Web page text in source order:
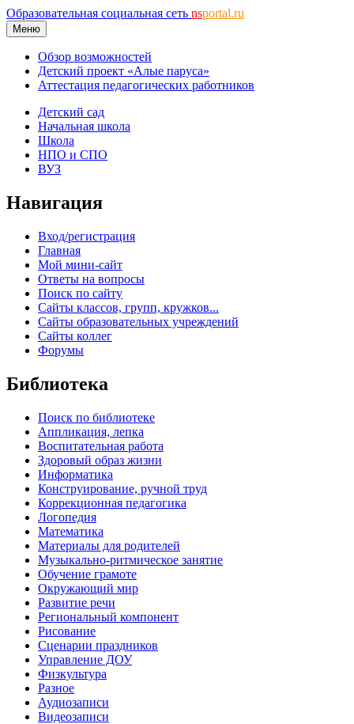
Образовательная социальная сеть nsportal.ru
Меню
Обзор возможностей
Детский проект «Алые паруса»
Аттестация педагогических работников
Детский сад
Начальная школа
Школа
НПО и СПО
ВУЗ
Навигация
Вход/регистрация
Главная
Мой мини-сайт
Ответы на вопросы
Поиск по сайту
Сайты классов, групп, кружков...
Сайты образовательных учреждений
Сайты коллег
Форумы
Библиотека
Поиск по библиотеке
Аппликация, лепка
Воспитательная работа
Здоровый образ жизни
Информатика
Конструирование, ручной труд
Коррекционная педагогика
Логопедия
Математика
Материалы для родителей
Музыкально-ритмическое занятие
Обучение грамоте
Окружающий мир
Развитие речи
Региональный компонент
Рисование
Сценарии праздников
Управление ДОУ
Физкультура
Разное
Аудиозаписи
Видеозаписи